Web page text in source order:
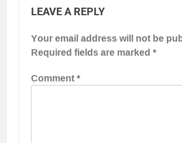
LEAVE A REPLY
Your email address will not be
Required fields are marked*
Comment*